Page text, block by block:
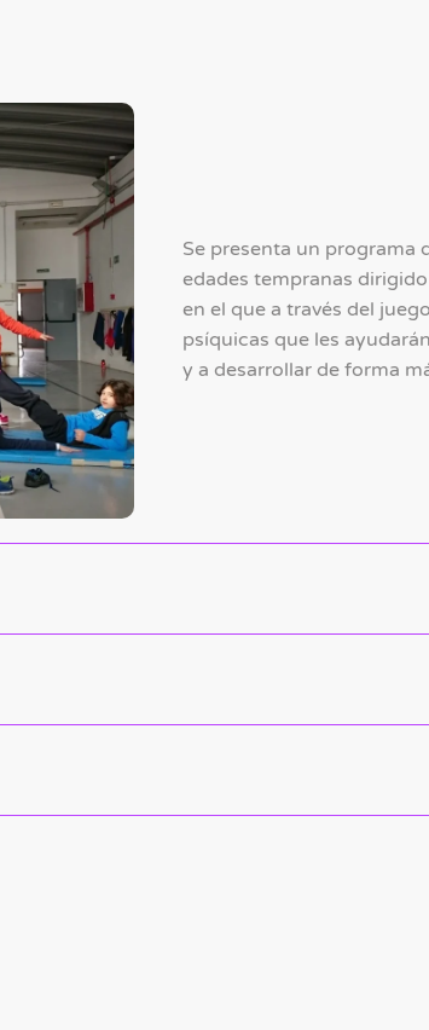
Se presenta un programa
edades tempranas
en el que a través del
psíquicas que les
y a desarrollar de forma